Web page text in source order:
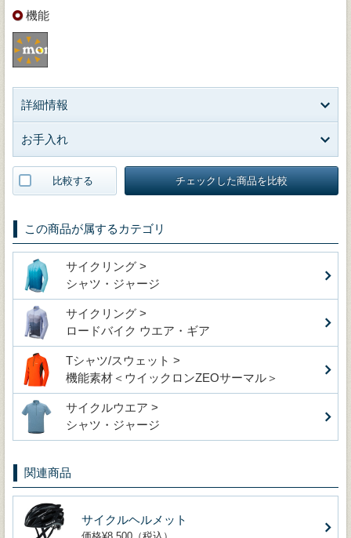
機能
詳細情報
お手入れ
比較する チェックした商品を比較
この商品が属するカテゴリ
サイクリング >
シャツ・ジャージ
サイクリング >
ロードバイク ウエア・ギア
Tシャツ/スウェット >
機能素材＜ウイックロンZEOサーマル＞
サイクルウエア >
シャツ・ジャージ
関連商品
サイクルヘルメット
価格¥8,500（税込）